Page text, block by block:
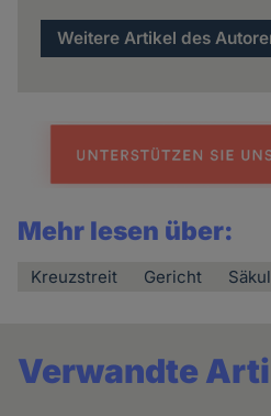
Weitere Artikel des
Mehr lesen über:
Kreuzstreit Gericht
Verwandte